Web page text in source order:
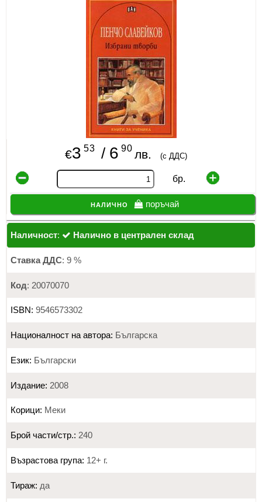
ИЗКУСТВА
СПОРТ
МЕБЕЛИ И ОБОРУДВАНЕ
КАНЦЕЛАРСКИ МАТЕРИАЛИ
КНИГИ И УЧЕБНИЦИ
БДП
НОВИ
ПРОМОЦИИ
S.T.E.M.
ИНСТРУМЕНТИ
€3 53 / 6 90 лв. (с ДДС)
бр.
налично поръчай
Наличност: Налично в централен склад
Ставка ДДС: 9 %
Код: 20070070
ISBN: 9546573302
Националност на автора: Българска
Език: Български
Издание: 2008
Корици: Меки
Брой части/стр.: 240
Възрастова група: 12+ г.
Тираж: да